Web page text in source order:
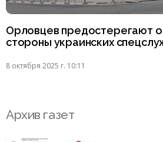
Орловцев предостерегают
стороны украинских
8 октября 2025 г. 10:11
Архив газет